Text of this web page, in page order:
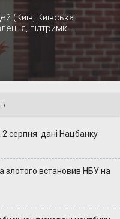
(Київ, Київська
підтримк...
серпня: дані Нацбанку
злотого встановив НБУ на